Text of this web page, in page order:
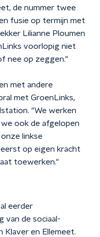
de nummer twee
fusie op termijn met
Lilianne Ploumen
voorlopig niet
nee op zeggen."
met andere
met GroenLinks,
"We werken
ook de afgelopen
linkse
op eigen kracht
toewerken."
eerder
van de sociaal-
Klaver en Ellemeet.